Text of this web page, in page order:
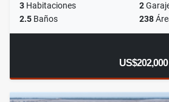
3 Habitaciones 2
2.5 Baños 238
US$202,000